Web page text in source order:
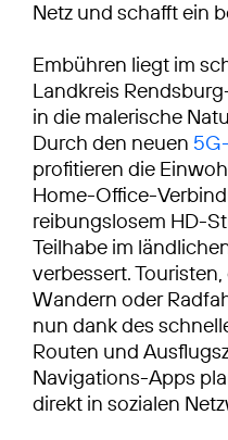
Netz und schafft ein
Embühren liegt im
Landkreis
in die malerische
Durch den neuen
profitieren die
Home-Office-
reibungslosem HD-
Teilhabe im
verbessert.
Wandern oder
nun dank des
Routen und
Navigations-Apps
direkt in sozialen